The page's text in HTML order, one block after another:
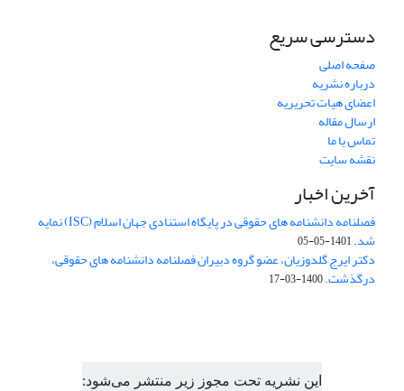
دسترسی سریع
صفحه اصلی
درباره نشریه
اعضای هیات تحریریه
ارسال مقاله
تماس با ما
نقشه سایت
آخرین اخبار
فصلنامه دانشنامه های حقوقی در پایگاه استنادی جهان اسلام (ISC) نمایه
شد.1401-05-05
دکتر ایرج گلدوزیان، عضو گروه دبیران فصلنامه دانشنامه های حقوقی،
درگذشت.1400-03-17
این نشریه تحت مجوز زیر منتشر می‌شود: